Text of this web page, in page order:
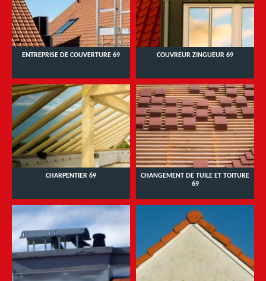
ENTREPRISE DE COUVERTURE 69 COUVREUR ZINGUEUR 69
CHARPENTIER 69
CHANGEMENT DE TUILE ET TOITURE
69